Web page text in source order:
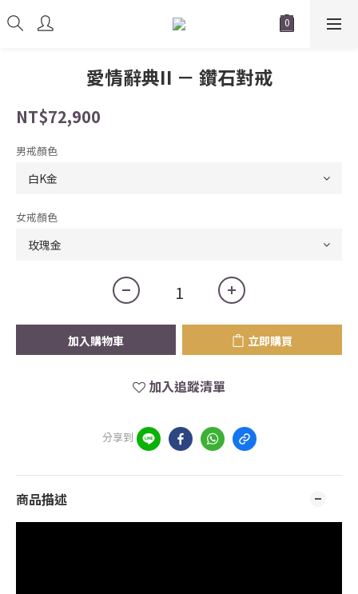
愛情辭典II － 鑽石對戒
NT$72,900
男戒顏色
女戒顏色
加入購物車 立即購買
加入追蹤清單
分享到
商品描述